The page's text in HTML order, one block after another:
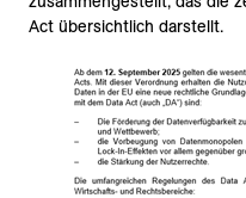
Act übersichtlich darstellt.